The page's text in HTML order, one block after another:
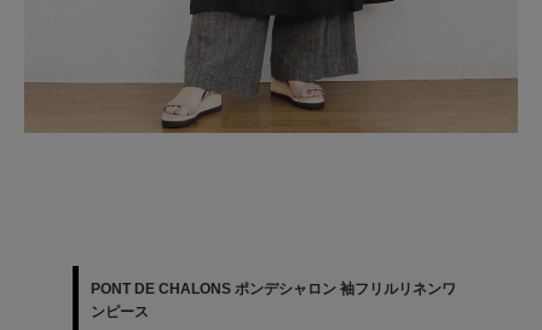
PONT DE CHALONS ポンデシャロン 袖フリルリネンワ
ンピース